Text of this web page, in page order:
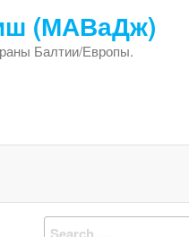
(МАВаДж)
Балтии/Европы.
Search